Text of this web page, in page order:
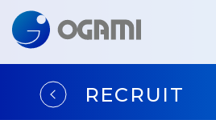
RECRUIT